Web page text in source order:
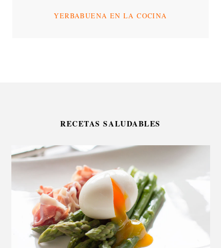
YERBABUENA EN LA COCINA
RECETAS SALUDABLES